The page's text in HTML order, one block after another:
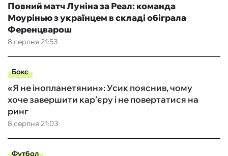
8 серпня 21:53
Повний матч Луніна за Реал: команда
Моурінью з українцем в складі обіграла
Ференцварош
Бокс
8 серпня 21:03
«Я не інопланетянин»: Усик пояснив, чому
хоче завершити кар’єру і не повертатися на
ринг
Футбол